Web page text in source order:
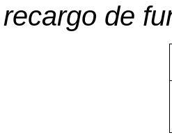
recargo de